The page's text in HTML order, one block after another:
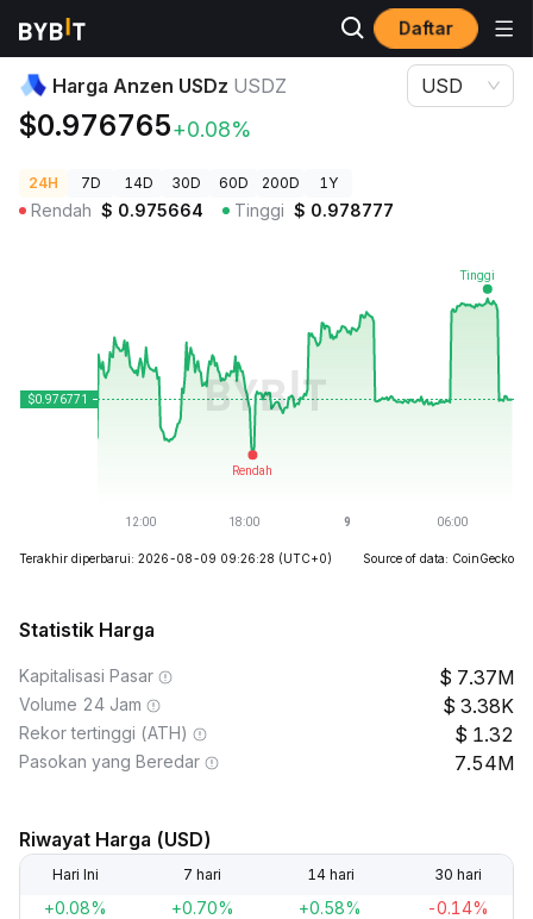
Daftar
Harga Kripto
Harga Anzen USDz USDZ
$0.976765+0.08%
USD
24H 7D 14D 30D 60D 200D 1Y
Rendah $ 0.975664 Tinggi $ 0.978777
Terakhir diperbarui: 2026-08-09 09:26:28 (UTC+0) Source of data: CoinGecko
Statistik Harga
Kapitalisasi Pasar 7.37M
Volume 24 Jam 3.38K
Rekor tertinggi (ATH) 1.32
Pasokan yang Beredar 7.54M
Riwayat Harga (USD)
Hari Ini 7 hari 14 hari 30 hari
+0.08% +0.70% +0.58% -0.14%